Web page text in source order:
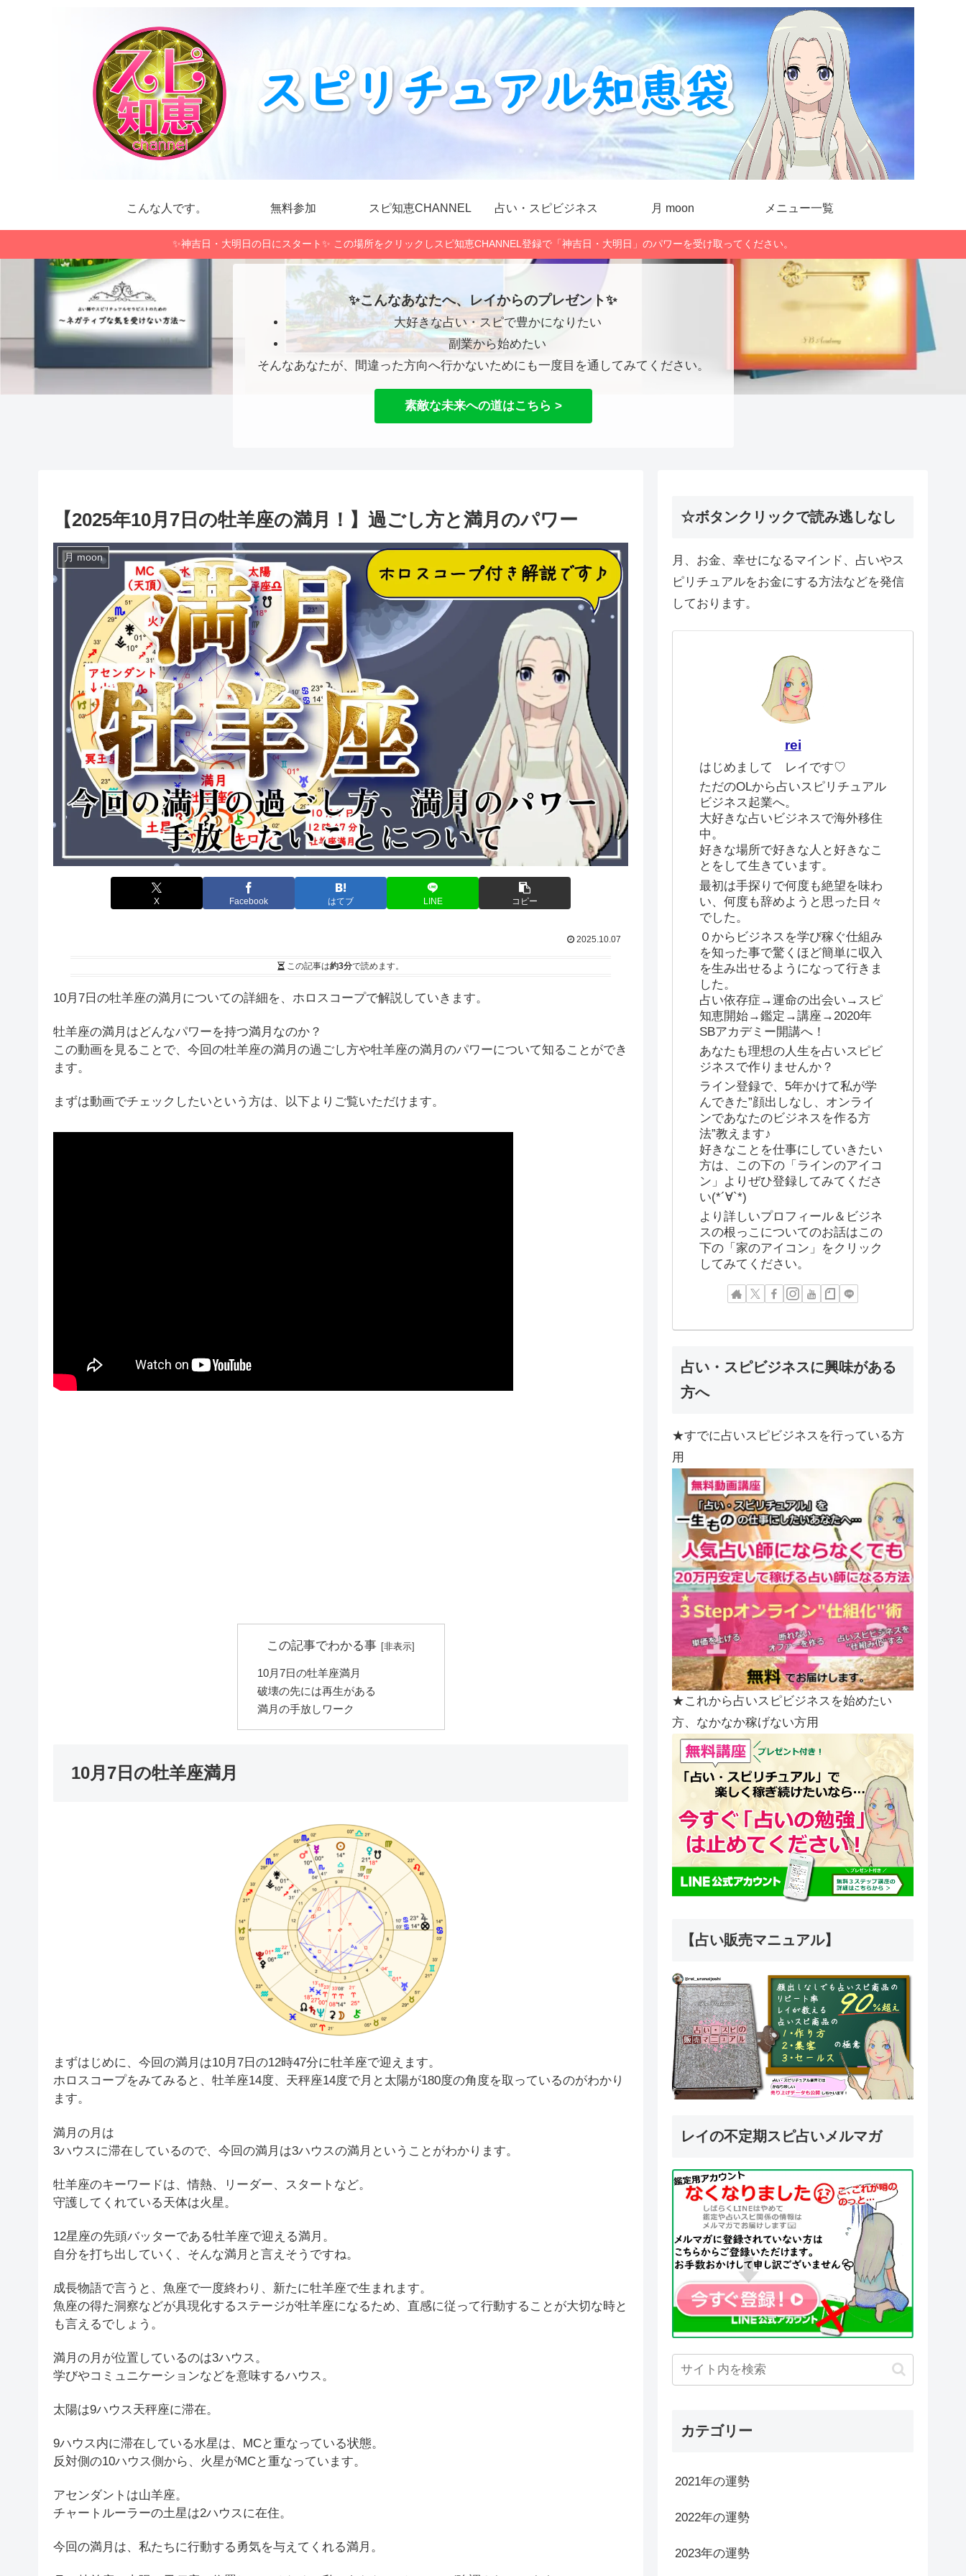
こんな人です。 無料参加 スピ知恵CHANNEL 占い・スピビジネス 月 moon メニュー一覧
✨神吉日・大明日の日にスタート✨ この場所をクリックしスピ知恵CHANNEL登録で「神吉日・大明日」のパワーを受け取ってください。
✨こんなあなたへ、レイからのプレゼント✨
大好きな占い・スピで豊かになりたい
副業から始めたい
そんなあなたが、間違った方向へ行かないためにも一度目を通してみてください。
素敵な未来への道はこちら >
【2025年10月7日の牡羊座の満月！】過ごし方と満月のパワー
月 moon
X Facebook はてブ LINE コピー
2025.10.07
この記事は約3分で読めます。
10月7日の牡羊座の満月についての詳細を、ホロスコープで解説していきます。
牡羊座の満月はどんなパワーを持つ満月なのか？
この動画を見ることで、今回の牡羊座の満月の過ごし方や牡羊座の満月のパワーについて知ることができ
ます。
まずは動画でチェックしたいという方は、以下よりご覧いただけます。
この記事でわかる事
10月7日の牡羊座満月
破壊の先には再生がある
満月の手放しワーク
10月7日の牡羊座満月
まずはじめに、今回の満月は10月7日の12時47分に牡羊座で迎えます。
ホロスコープをみてみると、牡羊座14度、天秤座14度で月と太陽が180度の角度を取っているのがわかり
ます。
満月の月は
3ハウスに滞在しているので、今回の満月は3ハウスの満月ということがわかります。
牡羊座のキーワードは、情熱、リーダー、スタートなど。
守護してくれている天体は火星。
12星座の先頭バッターである牡羊座で迎える満月。
自分を打ち出していく、そんな満月と言えそうですね。
成長物語で言うと、魚座で一度終わり、新たに牡羊座で生まれます。
魚座の得た洞察などが具現化するステージが牡羊座になるため、直感に従って行動することが大切な時と
も言えるでしょう。
満月の月が位置しているのは3ハウス。
学びやコミュニケーションなどを意味するハウス。
太陽は9ハウス天秤座に滞在。
9ハウス内に滞在している水星は、MCと重なっている状態。
反対側の10ハウス側から、火星がMCと重なっています。
アセンダントは山羊座。
チャートルーラーの土星は2ハウスに在住。
今回の満月は、私たちに行動する勇気を与えてくれる満月。
☆ボタンクリックで読み逃しなし
月、お金、幸せになるマインド、占いやス
ピリチュアルをお金にする方法などを発信
しております。
rei
はじめまして レイです♡
ただのOLから占いスピリチュアル
ビジネス起業へ。
大好きな占いビジネスで海外移住
中。
好きな場所で好きな人と好きなこ
とをして生きています。
最初は手探りで何度も絶望を味わ
い、何度も辞めようと思った日々
でした。
０からビジネスを学び稼ぐ仕組み
を知った事で驚くほど簡単に収入
を生み出せるようになって行きま
した。
占い依存症→運命の出会い→スピ
知恵開始→鑑定→講座→2020年
SBアカデミー開講へ！
あなたも理想の人生を占いスピビ
ジネスで作りませんか？
ライン登録で、5年かけて私が学
んできた”顔出しなし、オンライ
ンであなたのビジネスを作る方
法”教えます♪
好きなことを仕事にしていきたい
方は、この下の「ラインのアイコ
ン」よりぜひ登録してみてくださ
い(*´∀`*)
より詳しいプロフィール＆ビジネ
スの根っこについてのお話はこの
下の「家のアイコン」をクリック
してみてください。
占い・スピビジネスに興味がある
方へ
★すでに占いスピビジネスを行っている方
用
★これから占いスピビジネスを始めたい
方、なかなか稼げない方用
【占い販売マニュアル】
レイの不定期スピ占いメルマガ
カテゴリー
2021年の運勢
2022年の運勢
2023年の運勢